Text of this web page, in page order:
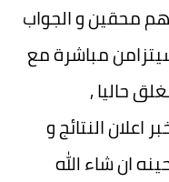
محقين و الجواب
مباشرة مع
حاليا ,
اعلان النتائج و
ان شاء الله